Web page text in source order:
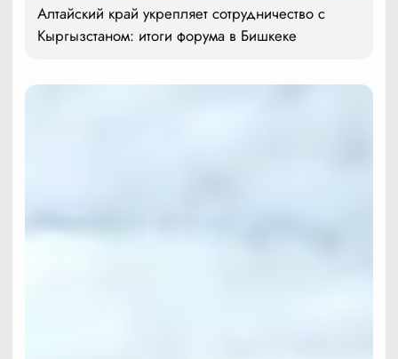
Алтайский край укрепляет сотрудничество с
Кыргызстаном: итоги форума в Бишкеке